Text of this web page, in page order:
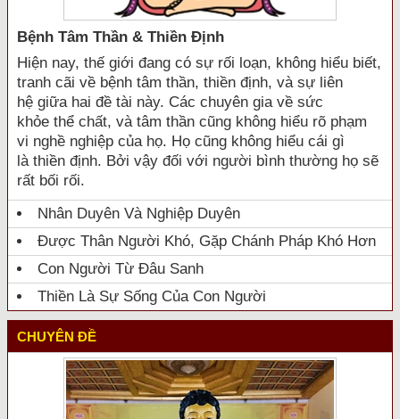
Bệnh Tâm Thần & Thiền Định
Hiện nay, thế giới đang có sự rối loạn, không hiểu biết,
tranh cãi về bệnh tâm thần, thiền định, và sự liên
hệ giữa hai đề tài này. Các chuyên gia về sức
khỏe thể chất, và tâm thần cũng không hiểu rõ phạm
vi nghề nghiệp của họ. Họ cũng không hiểu cái gì
là thiền định. Bởi vậy đối với người bình thường họ sẽ
rất bối rối.
Nhân Duyên Và Nghiệp Duyên
Được Thân Người Khó, Gặp Chánh Pháp Khó Hơn
Con Người Từ Đâu Sanh
Thiền Là Sự Sống Của Con Người
CHUYÊN ĐỀ